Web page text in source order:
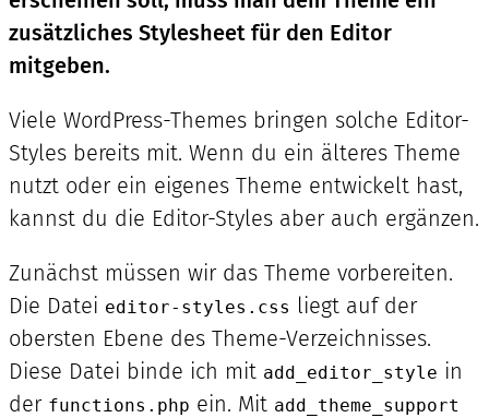
zusätzliches Stylesheet für den Editor
mitgeben.
Viele WordPress-Themes bringen solche Editor-
Styles bereits mit. Wenn du ein älteres Theme
nutzt oder ein eigenes Theme entwickelt hast,
kannst du die Editor-Styles aber auch ergänzen.
Zunächst müssen wir das Theme vorbereiten.
Die Datei editor-styles.css liegt auf der
obersten Ebene des Theme-Verzeichnisses.
Diese Datei binde ich mit add_editor_style in
der functions.php ein. Mit add_theme_support